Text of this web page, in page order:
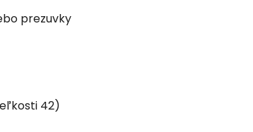
prezuvky
42)